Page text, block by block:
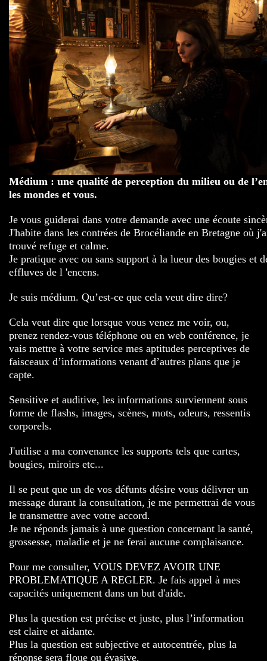
Médium : une qualité de perception du milieu ou de
les mondes et vous.
Je vous guiderai dans votre demande avec une écoute
J'habite dans les contrées de Brocéliande en Bretagne où
trouvé refuge et calme.
Je pratique avec ou sans support à la lueur des bougies et
effluves de l 'encens.
Je suis médium. Qu’est-ce que cela veut dire dire?
Cela veut dire que lorsque vous venez me voir, ou,
prenez rendez-vous téléphone ou en web conférence, je
vais mettre à votre service mes aptitudes perceptives de
faisceaux d’informations venant d’autres plans que je
capte.
Sensitive et auditive, les informations surviennent sous
forme de flashs, images, scènes, mots, odeurs, ressentis
corporels.
J'utilise a ma convenance les supports tels que cartes,
bougies, miroirs etc...
Il se peut que un de vos défunts désire vous délivrer un
message durant la consultation, je me permettrai de vous
le transmettre avec votre accord.
Je ne réponds jamais à une question concernant la santé,
grossesse, maladie et je ne ferai aucune complaisance.
Pour me consulter, VOUS DEVEZ AVOIR UNE
PROBLEMATIQUE A REGLER. Je fais appel à mes
capacités uniquement dans un but d'aide.
Plus la question est précise et juste, plus l’information
est claire et aidante.
Plus la question est subjective et autocentrée, plus la
réponse sera floue ou évasive.